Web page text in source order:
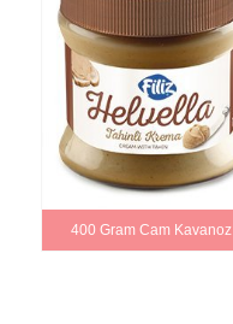
400 Gram Cam Kavanoz